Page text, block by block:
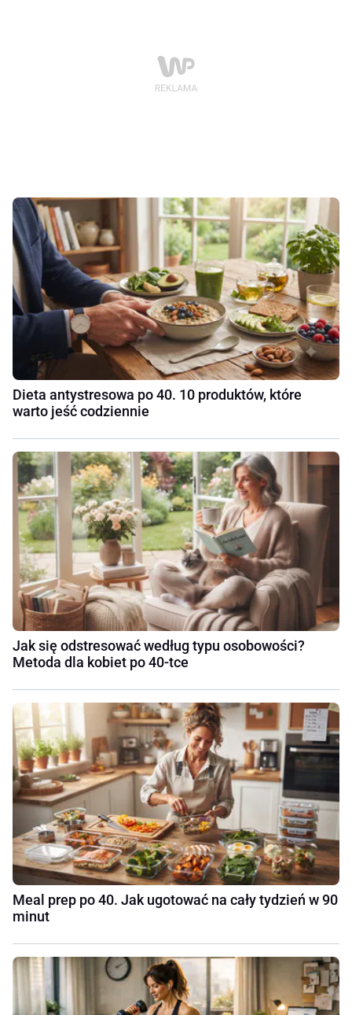
Dieta antystresowa po 40. 10 produktów, które
warto jeść codziennie
Jak się odstresować według typu osobowości?
Metoda dla kobiet po 40-tce
Meal prep po 40. Jak ugotować na cały tydzień w 90
minut